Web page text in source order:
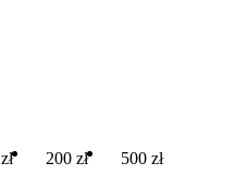
200 zł 500 zł